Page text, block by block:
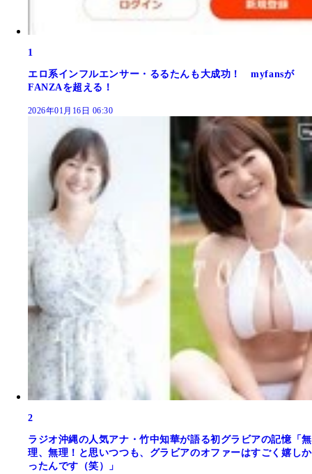
1
エロ系インフルエンサー・るるたんも大成功！ myfansが
FANZAを超える！
2026年01月16日 06:30
2
ラジオ沖縄の人気アナ・竹中知華が語る初グラビアの記憶「無
理、無理！と思いつつも、グラビアのオファーはすごく嬉しか
ったんです（笑）」